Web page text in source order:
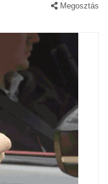
Megosztás